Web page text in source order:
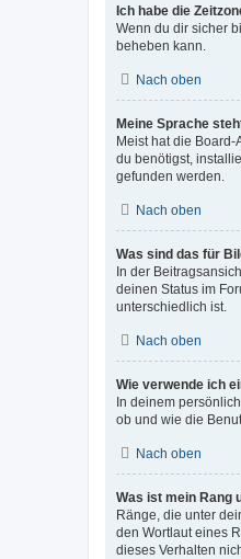
Ich habe die
Wenn du dir sicher
beheben kann.
Nach oben
Meine Sprache
Meist hat die
du benötigst,
gefunden werden.
Nach oben
Was sind das für
In der
deinen Status im
unterschiedlich ist.
Nach oben
Wie verwende ich
In deinem
ob und wie die
Nach oben
Was ist mein Rang
Ränge, die unter
den Wortlaut eines
dieses Verhalten